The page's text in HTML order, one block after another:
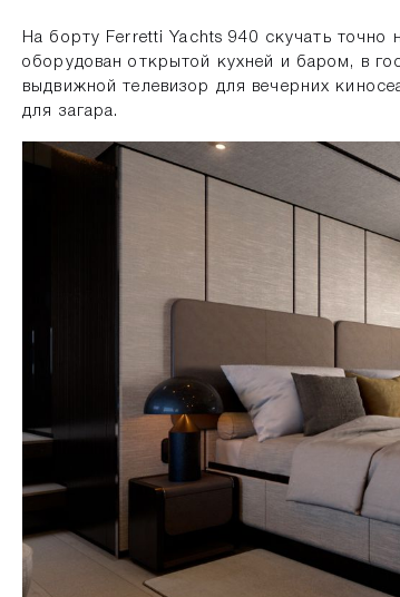
На борту Ferretti Yachts 940 скучать
оборудован открытой кухней и баром, в
выдвижной телевизор для вечерних
для загара.